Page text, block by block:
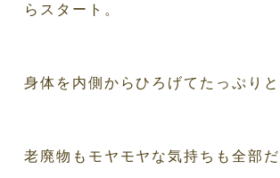
らスタート。
身体を内側からひろげてたっぷりと
老廃物もモヤモヤな気持ちも全部だ